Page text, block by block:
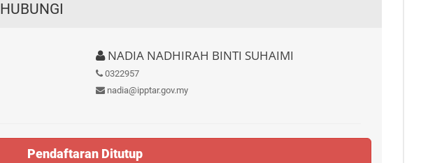
NADIA NADHIRAH BINTI SUHAIMI
0322957
nadia@ipptar.gov.my
Pendaftaran Ditutup